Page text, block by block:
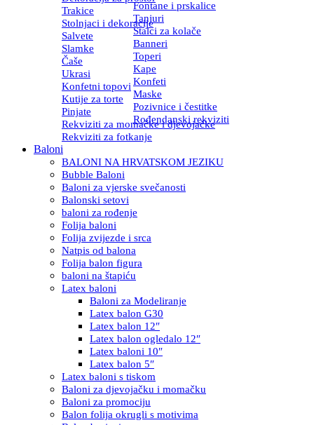
Trakice
Fontane i prskalice
Stolnjaci i dekoracije
Tanjuri
Salvete
Stalci za kolače
Slamke
Banneri
Čaše
Toperi
Ukrasi
Kape
Konfetni topovi Konfeti
Kutije za torte
Maske
Pinjate
Pozivnice i čestitke
Rekviziti za momačke i djevojačke
Rođendanski rekviziti
Rekviziti za fotkanje
Baloni
BALONI NA HRVATSKOM JEZIKU
Bubble Baloni
Baloni za vjerske svečanosti
Balonski setovi
baloni za rođenje
Folija baloni
Folija zvijezde i srca
Natpis od balona
Folija balon figura
baloni na štapiću
Latex baloni
Baloni za Modeliranje
Latex balon G30
Latex balon 12″
Latex balon ogledalo 12″
Latex baloni 10″
Latex balon 5″
Latex baloni s tiskom
Baloni za djevojačku i momačku
Baloni za promociju
Balon folija okrugli s motivima